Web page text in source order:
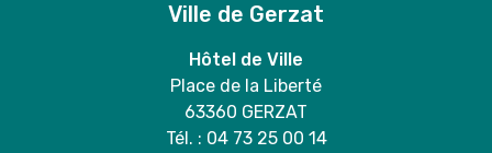
Ville de Gerzat
Hôtel de Ville
Place de la Liberté
63360 GERZAT
Tél. : 04 73 25 00 14